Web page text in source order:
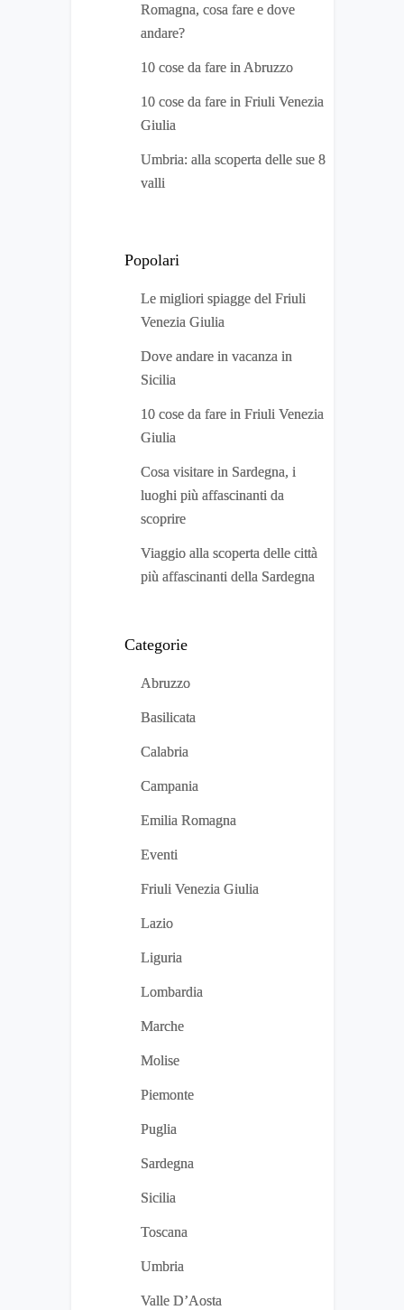
Romagna, cosa fare e dove
andare?
10 cose da fare in Abruzzo
10 cose da fare in Friuli Venezia
Giulia
Umbria: alla scoperta delle sue 8
valli
Popolari
Le migliori spiagge del Friuli
Venezia Giulia
Dove andare in vacanza in
Sicilia
10 cose da fare in Friuli Venezia
Giulia
Cosa visitare in Sardegna, i
luoghi più affascinanti da
scoprire
Viaggio alla scoperta delle città
più affascinanti della Sardegna
Categorie
Abruzzo
Basilicata
Calabria
Campania
Emilia Romagna
Eventi
Friuli Venezia Giulia
Lazio
Liguria
Lombardia
Marche
Molise
Piemonte
Puglia
Sardegna
Sicilia
Toscana
Umbria
Valle D’Aosta